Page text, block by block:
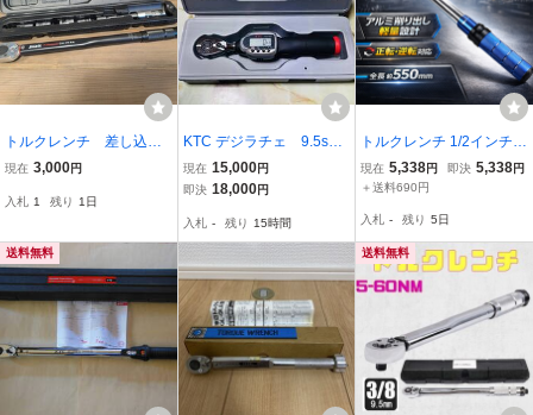
トルクレンチ 差し込み
口12.7ミリ 28〜210N-
現在 3,000円
入札 1 残り 1日
KTC デジラチェ 9.5sq
GEK060-R3 未使用品
★送料無料★
現在 15,000円
即決 18,000円
入札 - 残り 15時間
トルクレンチ 1/2インチ 6
0-330Nm 正回転・逆回転
対応 軽量 アルミ削り出し
05
現在 5,338円 即決 5,338円
＋送料690円
入札 - 残り 5日
送料無料 送料無料